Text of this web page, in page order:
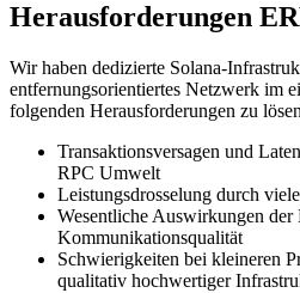
Herausforderungen
Wir haben dedizierte Solana-
entfernungsorientiertes Netzwerk im
folgenden Herausforderungen zu
Transaktionsversagen und
RPC Umwelt
Leistungsdrosselung durch
Wesentliche Auswirkungen der
Kommunikationsqualität
Schwierigkeiten bei kleineren
qualitativ hochwertiger